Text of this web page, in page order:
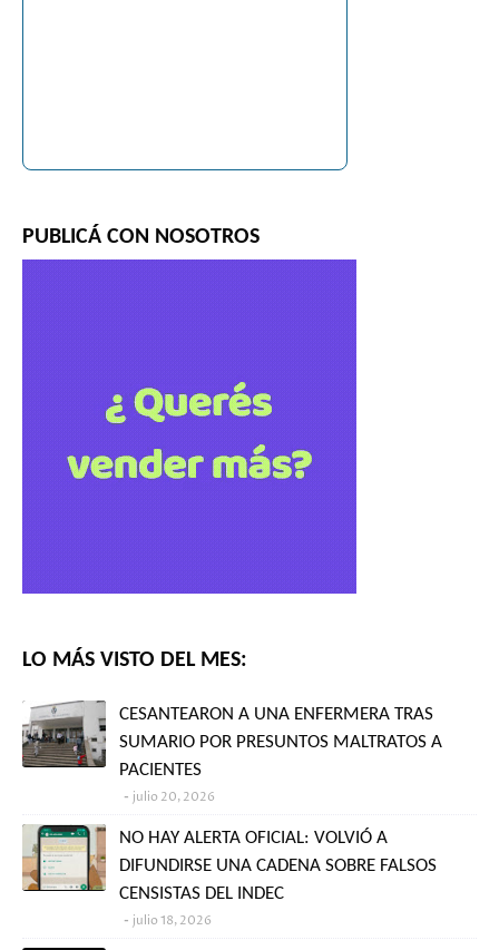
PUBLICÁ CON NOSOTROS
LO MÁS VISTO DEL MES:
CESANTEARON A UNA ENFERMERA TRAS
SUMARIO POR PRESUNTOS MALTRATOS A
PACIENTES
julio 20, 2026
NO HAY ALERTA OFICIAL: VOLVIÓ A
DIFUNDIRSE UNA CADENA SOBRE FALSOS
CENSISTAS DEL INDEC
julio 18, 2026